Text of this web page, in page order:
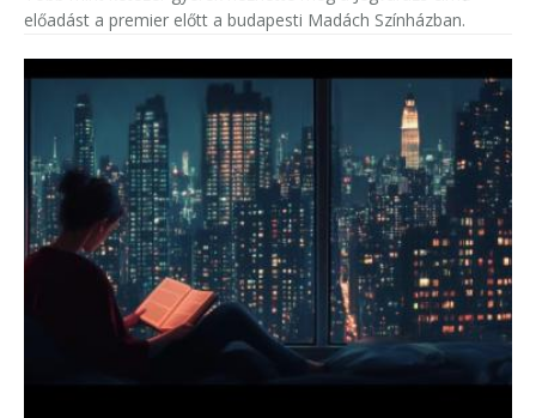
előadást a premier előtt a budapesti Madách Színházban.